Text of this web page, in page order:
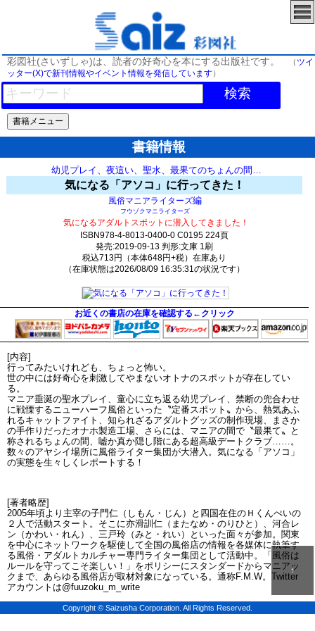
彩図社(さいずしゃ)は、読者の好奇心を本にする出版社です。 （ ツイ
ッター(X)で新刊情報やイベント情報を発信しています）
検索
書籍情報
幼児プレイ、夜這い、聖水、最果てのちょんの間…
気になる「アソコ」に行ってきた！
風俗マニアライターズ編
フウゾクマニライターズ
気になるアダルトスポットに潜入してきました！
ISBN978-4-8013-0400-0 C0195 224頁
発売:2019-09-13 判形:文庫 1刷
税込713円（本体648円+税）在庫あり
（在庫状態は2026/08/09 16:35:31の状況です）
お近くの書店の在庫を確認する←クリック
[内容]
行ってみたいけれども、ちょっと怖い。
世の中には好奇心を刺激してやまないオトナのスポットが存在してい
る。
マニア垂涎の聖水プレイ、童心に立ち返る幼児プレイ、禁断の兜合わせ
に戦慄するニューハーフ風俗といった〝定番スポット〟から、熱気あふ
れるキャットファイト、知られざるアダルトグッズの制作現場、まさか
の手作りだったオナホ製造工場、さらには、マニアの間で〝最果て〟と
称されるちょんの間、嘘か真か隠し階にある超高級デートクラブ……。
数々のアヤシイ場所に風俗ライター集団が大潜入。気になる「アソコ」
の実態を生々しくレポートする！
[著者略歴]
2005年頃より主宰の子門仁（しもん・じん）と四国在住のＨくんぺいの
２人で活動スタート。そこに亦滑訓仁（またなめ・のりひと）、河合レ
ン（かわい・れん）、三戸玲（みと・れい）といった面々が参加。関東
を中心にネットワークを駆使して全国の風俗店の情報を各媒体に執筆す
る風俗・アダルトカルチャー専門ライター集団として活動中。「風俗は
ルールを守ってこそ楽しい！」をポリシーにスタンダードからマニアッ
クまで、あらゆる風俗店が取材対象になっている。通称F.M.W。Twitter
アカウントは@fuuzoku_m_write
↑
Copyright © Saizusha Corporation. All Rights Reserved.